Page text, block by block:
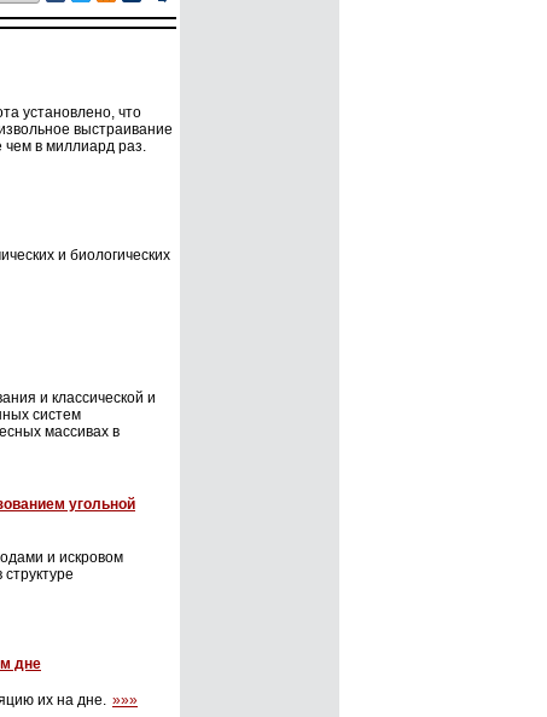
установлено, что
выстраивание
чем в миллиард раз.
и биологических
и классической и
систем
массивах в
угольной
и искровом
дне
их на дне. »»»